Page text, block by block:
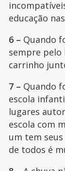
educação
6 – Quando
sempre pelo
carrinho
7 – Quando
escola
lugares
escola com
um tem
de todos é